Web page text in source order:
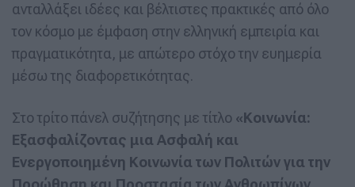
ανταλλάξει ιδέες και βέλτιστες πρακτικές από όλο
τον κόσμο με έμφαση στην ελληνική εμπειρία και
πραγματικότητα, με απώτερο στόχο την ευημερία
μέσω της διαφορετικότητας.
Στο τρίτο πάνελ συζήτησης με τίτλο «Κοινωνία:
Εξασφαλίζοντας μια Ασφαλή και
Ενεργοποιημένη Κοινωνία των Πολιτών για την